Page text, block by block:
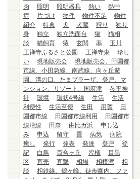
肉
照明 照明器具 熱い
熱中
症
片づけ 物件 物件不足
物件
紹介
特典 犬 犬蔵 狩り
独り
身
独立 独立洗面台 猫
猫相
談
猫飼育 猿 玄関 率
玉川
王禅寺ふるさと公園
王禅寺東
珍し
い
現地販売会
現地販売会、田園都
市線、小田急線、南武線、向ヶ丘遊
園、溝の口、たまプラーザ、登戸、マ
ンション、リゾート、国府津
琴平神
社
環境 環状4号線 生活
生活
利便性
生活至便 生田 用賀
田
園都市線
田園都市線利用
田園都市
線沿線
田奈 由比ガ浜
申し込
み
申込 留守 畳 病気
病院
癒し
発行 発表 発達 登戸
登
記
白鳥 百合ヶ丘 皆様
目黒
区
直売 直撃 相場 相模湾
相
談
相鉄線、鶴ヶ峰、徒歩圏内、ファ